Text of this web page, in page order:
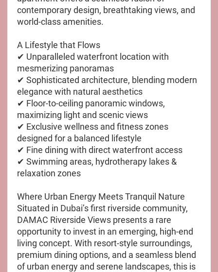
contemporary design, breathtaking views, and
world-class amenities.
A Lifestyle that Flows
✔ Unparalleled waterfront location with
mesmerizing panoramas
✔ Sophisticated architecture, blending modern
elegance with natural aesthetics
✔ Floor-to-ceiling panoramic windows,
maximizing light and scenic views
✔ Exclusive wellness and fitness zones
designed for a balanced lifestyle
✔ Fine dining with direct waterfront access
✔ Swimming areas, hydrotherapy lakes &
relaxation zones
Where Urban Energy Meets Tranquil Nature
Situated in Dubai’s first riverside community,
DAMAC Riverside Views presents a rare
opportunity to invest in an emerging, high-end
living concept. With resort-style surroundings,
premium dining options, and a seamless blend
of urban energy and serene landscapes, this is